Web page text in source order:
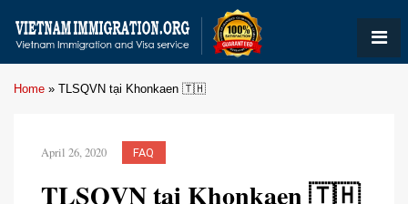
Home » TLSQVN tại Khonkaen 🇹🇭
April 26, 2020 FAQ
TLSQVN tại Khonkaen 🇹🇭